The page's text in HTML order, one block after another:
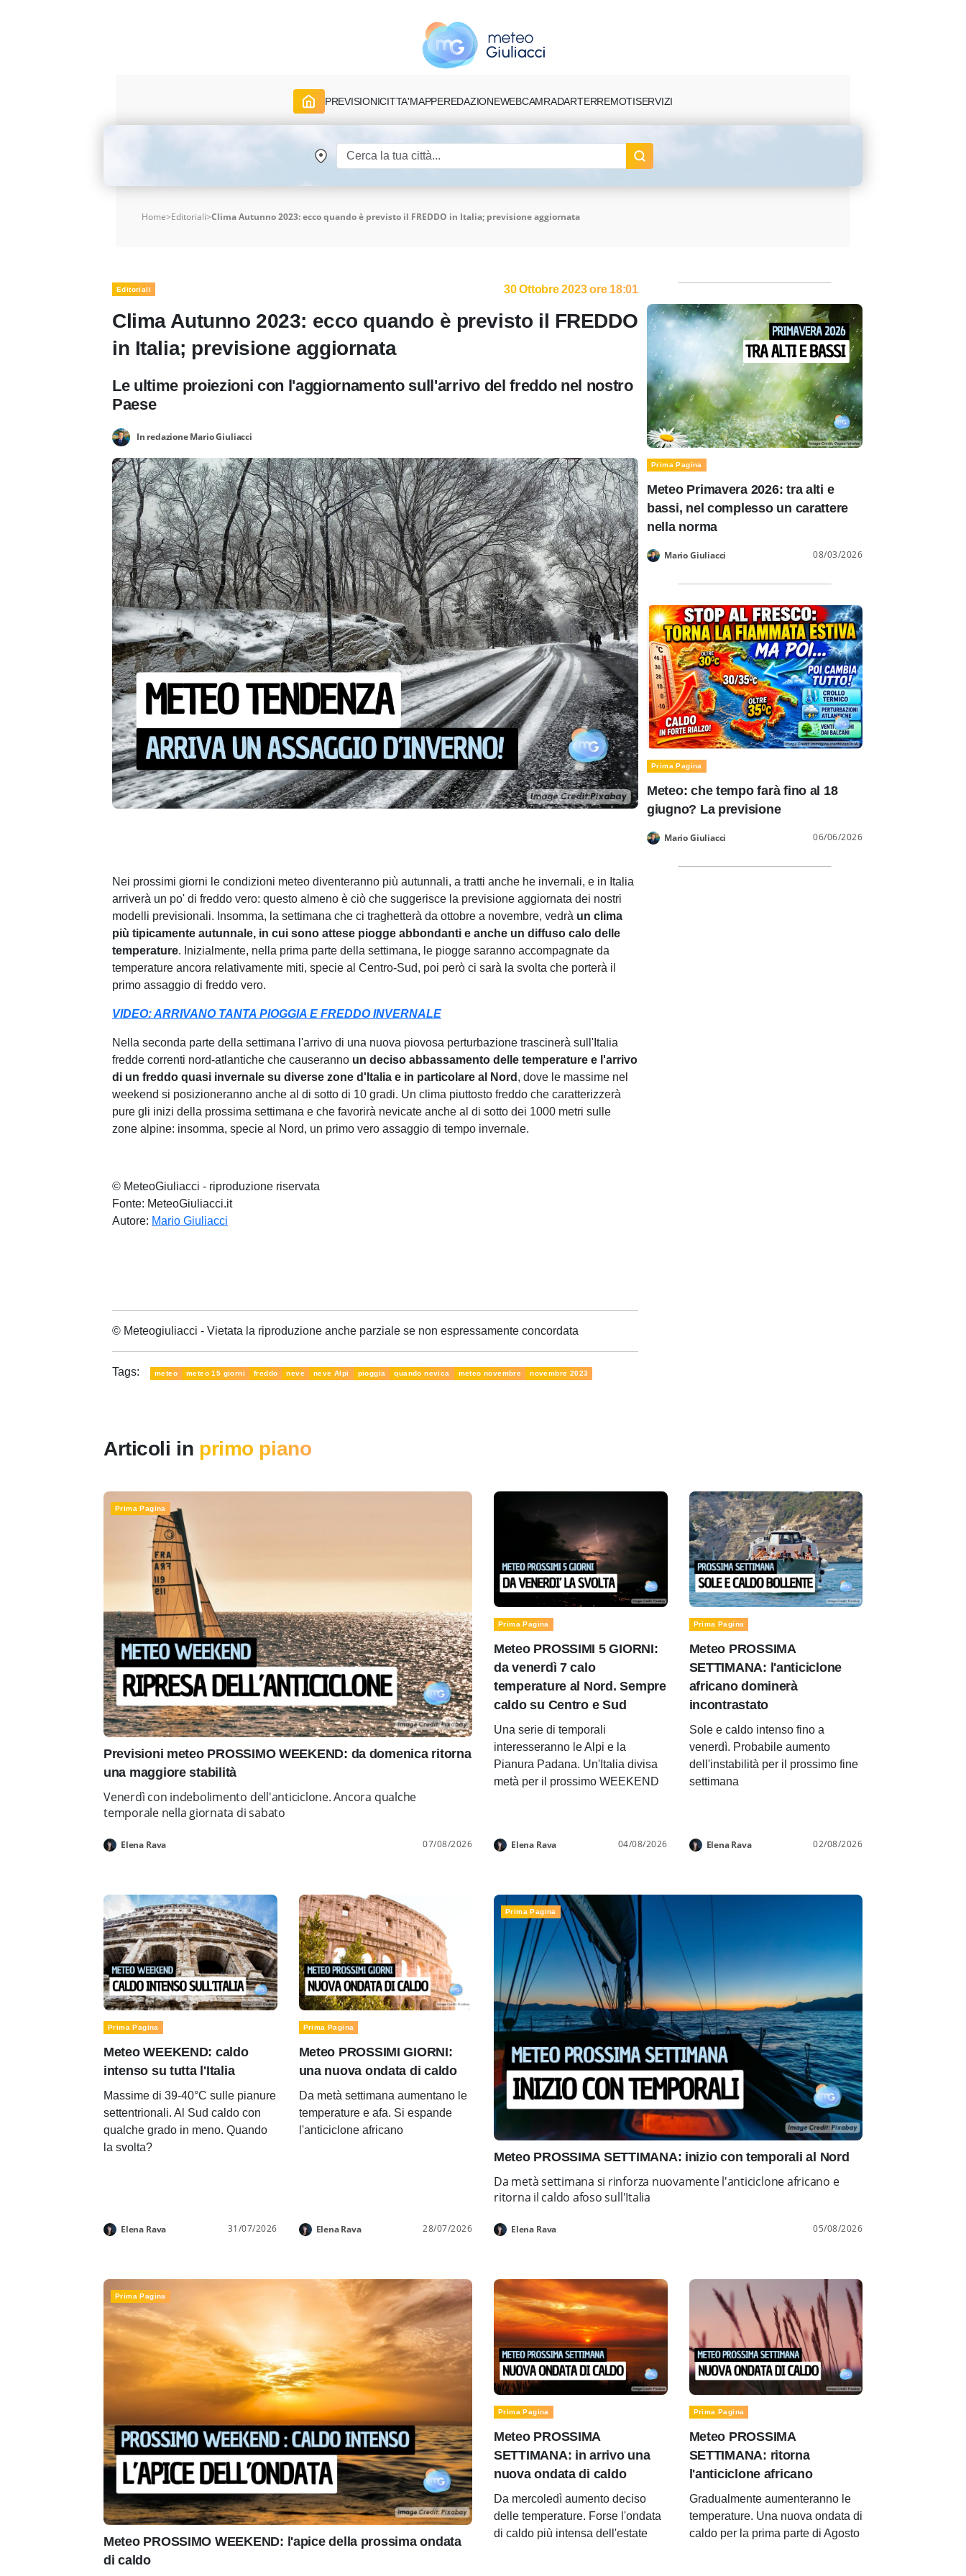
PREVISIONICITTA'MAPPEREDAZIONEWEBCAMRADARTERREMOTISERVIZI
Home>Editoriali>Clima Autunno 2023: ecco quando è previsto il FREDDO in Italia; previsione aggiornata
Editoriali 30 Ottobre 2023 ore 18:01
Clima Autunno 2023: ecco quando è previsto il FREDDO
in Italia; previsione aggiornata
Le ultime proiezioni con l'aggiornamento sull'arrivo del freddo nel nostro
Paese
In redazione Mario Giuliacci
Nei prossimi giorni le condizioni meteo diventeranno più autunnali, a tratti anche he invernali, e in Italia
arriverà un po' di freddo vero: questo almeno è ciò che suggerisce la previsione aggiornata dei nostri
modelli previsionali. Insomma, la settimana che ci traghetterà da ottobre a novembre, vedrà un clima
più tipicamente autunnale, in cui sono attese piogge abbondanti e anche un diffuso calo delle
temperature. Inizialmente, nella prima parte della settimana, le piogge saranno accompagnate da
temperature ancora relativamente miti, specie al Centro-Sud, poi però ci sarà la svolta che porterà il
primo assaggio di freddo vero.
VIDEO: ARRIVANO TANTA PIOGGIA E FREDDO INVERNALE
Nella seconda parte della settimana l'arrivo di una nuova piovosa perturbazione trascinerà sull'Italia
fredde correnti nord-atlantiche che causeranno un deciso abbassamento delle temperature e l'arrivo
di un freddo quasi invernale su diverse zone d'Italia e in particolare al Nord , dove le massime nel
weekend si posizioneranno anche al di sotto di 10 gradi. Un clima piuttosto freddo che caratterizzerà
pure gli inizi della prossima settimana e che favorirà nevicate anche al di sotto dei 1000 metri sulle
zone alpine: insomma, specie al Nord, un primo vero assaggio di tempo invernale.
© MeteoGiuliacci - riproduzione riservata
Fonte: MeteoGiuliacci.it
Autore: Mario Giuliacci
© Meteogiuliacci - Vietata la riproduzione anche parziale se non espressamente concordata
Tags: meteo meteo 15 giorni freddo neve neve Alpi pioggia quando nevica meteo novembre novembre 2023
Prima Pagina
Meteo Primavera 2026: tra alti e
bassi, nel complesso un carattere
nella norma
Mario Giuliacci 08/03/2026
Prima Pagina
Meteo: che tempo farà fino al 18
giugno? La previsione
Mario Giuliacci 06/06/2026
Articoli in primo piano
Prima Pagina
Previsioni meteo PROSSIMO WEEKEND: da domenica ritorna
una maggiore stabilità
Venerdì con indebolimento dell'anticiclone. Ancora qualche
temporale nella giornata di sabato
Elena Rava 07/08/2026
Prima Pagina
Meteo PROSSIMI 5 GIORNI:
da venerdì 7 calo
temperature al Nord. Sempre
caldo su Centro e Sud
Una serie di temporali
interesseranno le Alpi e la
Pianura Padana. Un'Italia divisa
metà per il prossimo WEEKEND
Elena Rava 04/08/2026
Prima Pagina
Meteo PROSSIMA
SETTIMANA: l'anticiclone
africano dominerà
incontrastato
Sole e caldo intenso fino a
venerdì. Probabile aumento
dell'instabilità per il prossimo fine
settimana
Elena Rava 02/08/2026
Prima Pagina
Meteo WEEKEND: caldo
intenso su tutta l'Italia
Massime di 39-40°C sulle pianure
settentrionali. Al Sud caldo con
qualche grado in meno. Quando
la svolta?
Elena Rava 31/07/2026
Prima Pagina
Meteo PROSSIMI GIORNI:
una nuova ondata di caldo
Da metà settimana aumentano le
temperature e afa. Si espande
l'anticiclone africano
Elena Rava 28/07/2026
Prima Pagina
Meteo PROSSIMA SETTIMANA: inizio con temporali al Nord
Da metà settimana si rinforza nuovamente l'anticiclone africano e
ritorna il caldo afoso sull'Italia
Elena Rava 05/08/2026
Prima Pagina
Meteo PROSSIMO WEEKEND: l'apice della prossima ondata
di caldo
Prima Pagina
Meteo PROSSIMA
SETTIMANA: in arrivo una
nuova ondata di caldo
Da mercoledì aumento deciso
delle temperature. Forse l'ondata
di caldo più intensa dell'estate
Prima Pagina
Meteo PROSSIMA
SETTIMANA: ritorna
l'anticiclone africano
Gradualmente aumenteranno le
temperature. Una nuova ondata di
caldo per la prima parte di Agosto